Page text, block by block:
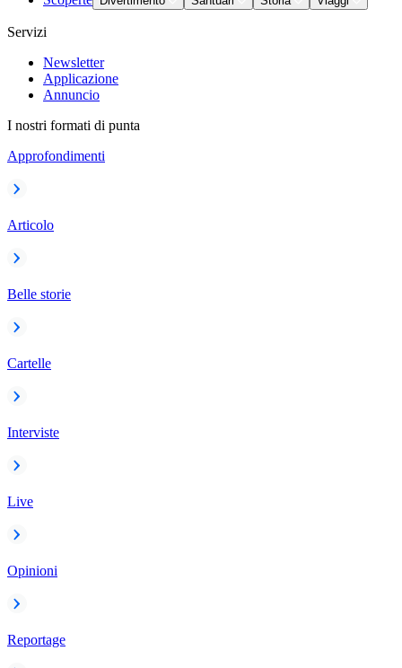
Servizi
Newsletter
Applicazione
Annuncio
I nostri formati di punta
Approfondimenti
Articolo
Belle storie
Cartelle
Interviste
Live
Opinioni
Reportage